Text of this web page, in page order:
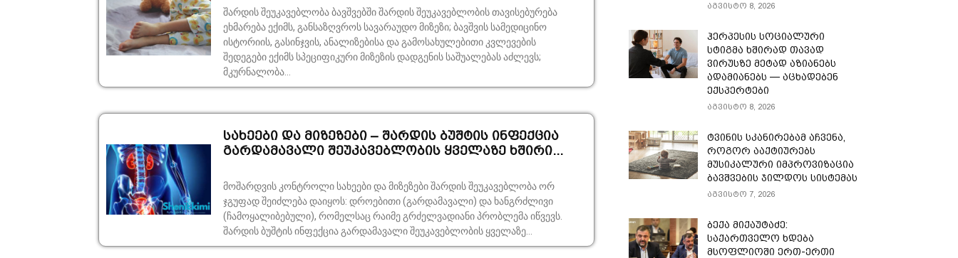
შარდის შეუკავებლობა ბავშვებში შარდის შეუკავებლობის თავისებურება
ეხმარება ექიმს, განსაზღვროს სავარაუდო მიზეზი; ბავშვის სამედიცინო
ისტორიის, გასინჯვის, ანალი­ზე­ბისა და გამოსახულებითი კვლევების
შედეგები ექიმს სპეციფიკური მიზეზის დადგენის საშუალებას აძ­ლევს;
მკურნალობა...
სახეები და მიზეზები – შარდის ბუშტის ინფექცია
გარდამავალი შე­უკა­ვებ­ლობის ყველაზე ხშირი...
მოშარდვის კონტროლი სახეები და მიზეზები შარდის შეუკავებლობა ორ
ჯგუფად შეიძლება დაიყოს: დროებითი (გარდამავალი) და ხანგრძლივი
(ჩამოყალიბებული), რომელსაც რაიმე გრძელვადიანი პრობლემა იწვევს.
შარდის ბუშტის ინფექცია გარდამავალი შე­უკა­ვებ­ლობის ყველაზე...
აგვისტო 8, 2026
ჰერპესის სოციალური
სტიგმა ხშირად თავად
ვირუსზე მეტად აზიანებს
ადამიანებს — აცხადებენ
ექსპერტები
აგვისტო 8, 2026
ტვინის სკანირებამ აჩვენა,
როგორ ააქტიურებს
მუსიკალური იმპროვიზაცია
ბავშვების ჯილდოს სისტემას
აგვისტო 7, 2026
ბექა მიქაუტაძე:
საქართველო ხდება
მსოფლიოში ერთ-ერთი